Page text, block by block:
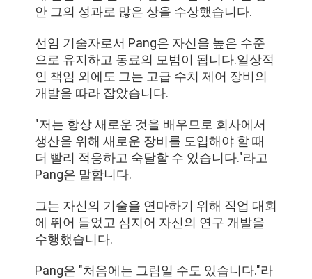
안 그의 성과로 많은 상을 수상했습니다.
선임 기술자로서 Pang은 자신을 높은 수준
으로 유지하고 동료의 모범이 됩니다.일상적
인 책임 외에도 그는 고급 수치 제어 장비의
개발을 따라 잡았습니다.
"저는 항상 새로운 것을 배우므로 회사에서
생산을 위해 새로운 장비를 도입해야 할 때
더 빨리 적응하고 숙달할 수 있습니다."라고
Pang은 말합니다.
그는 자신의 기술을 연마하기 위해 직업 대회
에 뛰어 들었고 심지어 자신의 연구 개발을
수행했습니다.
Pang은 "처음에는 그림일 수도 있습니다."라